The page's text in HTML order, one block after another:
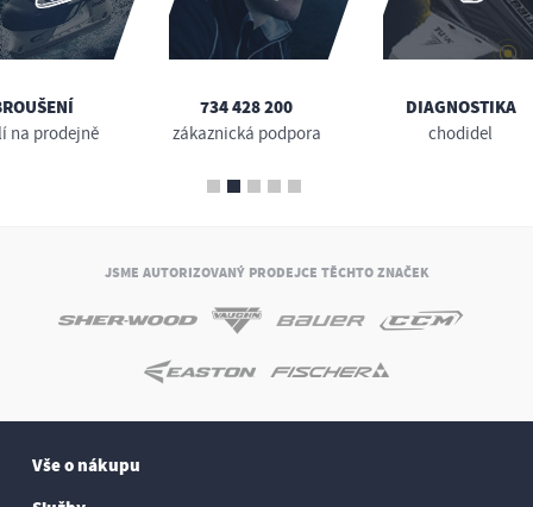
na prodejně
734 428 200
zákaznická podpora
DIAGNOSTIKA
chodidel
JSME AUTORIZOVANÝ PRODEJCE TĚCHTO ZNAČEK
Vše o nákupu